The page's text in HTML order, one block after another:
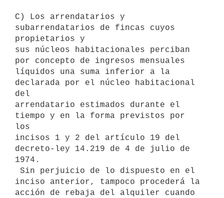
C) Los arrendatarios y
subarrendatarios de fincas cuyos
propietarios y
sus núcleos habitacionales perciban
por concepto de ingresos mensuales
líquidos una suma inferior a la
declarada por el núcleo habitacional
del
arrendatario estimados durante el
tiempo y en la forma previstos por
los
incisos 1 y 2 del artículo 19 del
decreto-ley 14.219 de 4 de julio de
1974.
inciso anterior, tampoco procederá la
acción de rebaja del alquiler cuando